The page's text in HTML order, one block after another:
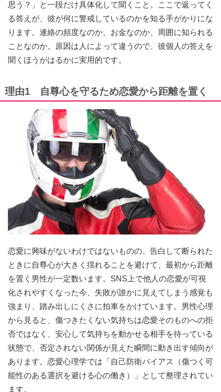
思う？」と一段だけ具体化して聞くこと。ここで返ってく
る答えが、彼が何に警戒しているのかを知る手がかりにな
ります。連絡の頻度なのか、お金なのか、周囲に知られる
ことなのか。原因は人によって違うので、彼個人の答えを
聞くほうがはるかに実用的です。
理由1 自尊心を守るため恋愛から距離を置く
恋愛に興味がないわけではないものの、告白して断られた
ときに自尊心が大きく揺れることを避けて、最初から距離
を置く男性が一定数います。SNS上で他人の恋愛が可視
化されやすくなった今、失敗が誰かに見えてしまう感覚も
強まり、踏み出しにくさに拍車をかけています。男性心理
から見ると、傷つきたくない気持ちは恋愛そのものへの拒
否ではなく、安心して気持ちを動かせる相手を待っている
状態で、否定されない関係が見えた瞬間に動き出す傾向が
あります。恋愛心理学では「自己防衛バイアス（傷つく可
能性のある選択を避ける心の働き）」として整理されてい
ます。